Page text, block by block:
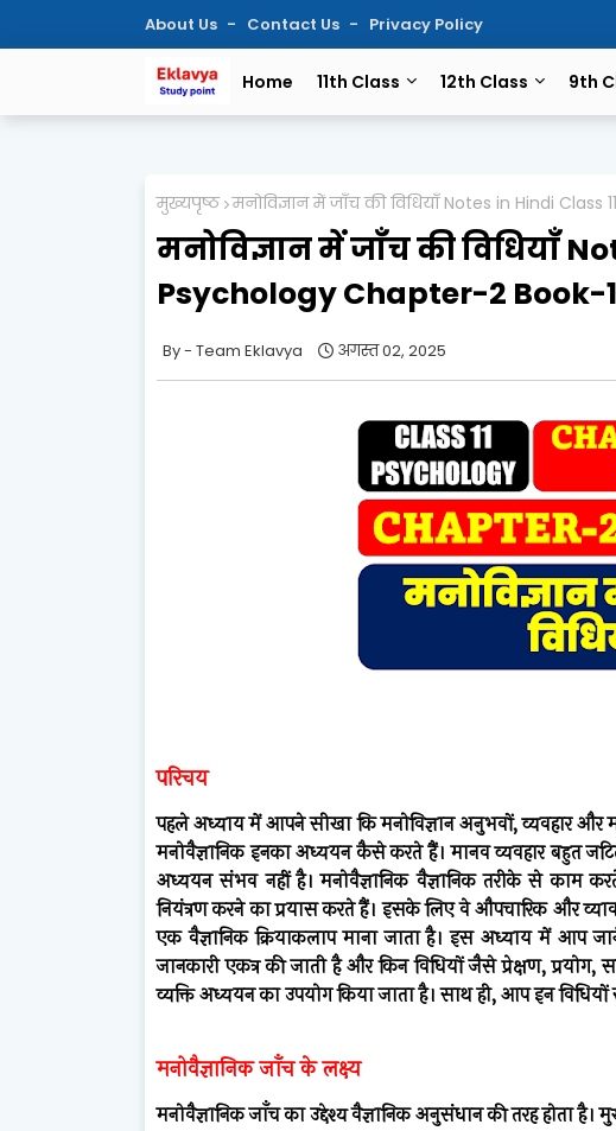
About Us Contact Us Privacy Policy
Home 11th Class 12th Class 9th
मुख्यपृष्ठ मनोविज्ञान में जाँच की विधियाँ Notes in Hindi
मनोविज्ञान में जाँच की विधियाँ
Psychology Chapter-2 Book-1
Team Eklavya अगस्त 02, 2025
परिचय
पहले अध्याय में आपने सीखा कि मनोविज्ञान अनुभवों, व्यवहार
मनोवैज्ञानिक इनका अध्ययन कैसे करते हैं। मानव व्यवहार बहुत
अध्ययन संभव नहीं है। मनोवैज्ञानिक वैज्ञानिक तरीके से काम
नियंत्रण करने का प्रयास करते हैं। इसके लिए वे औपचारिक और
एक वैज्ञानिक क्रियाकलाप माना जाता है। इस अध्याय में आप
जानकारी एकत्र की जाती है और किन विधियों जैसे प्रेक्षण,
व्यक्ति अध्ययन का उपयोग किया जाता है। साथ ही, आप इन
मनोवैज्ञानिक जाँच के लक्ष्य
मनोवैज्ञानिक जाँच का उद्देश्य वैज्ञानिक अनुसंधान की तरह होता है।